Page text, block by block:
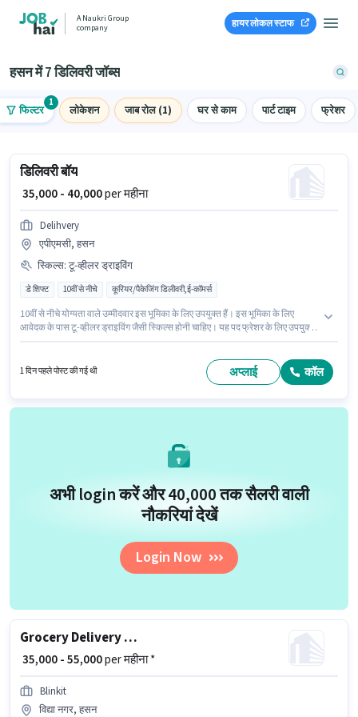
A Naukri Group
company
हायर लोकल स्टाफ
हसन में 7 डिलिवरी जॉब्स
फिल्टर
1
लोकेशन जाब रोल (1) घर से काम पार्ट टाइम फ्रेशर
डिलिवरी बॉय
₹ 35,000 - 40,000per महीना
Delihvery
एपीएमसी, हसन
स्किल्स: टू-व्हीलर ड्राइविंग
डे शिफ्ट 10वीं से नीचे कूरियर/पैकेजिंग डिलीवरी,ई-कॉमर्स
10वीं से नीचे योग्यता वाले उम्मीदवार इस भूमिका के लिए उपयुक्त हैं। इस भूमिका के लिए
आवेदक के पास टू-व्हीलर ड्राइविंग जैसी स्किल्स होनी चाहिए। यह पद फ्रेशर के लिए उपयुक्त
संरचना मिलती है।
1 दिन पहले पोस्ट की गई थी अप्लाई कॉल
अभी login करें और ₹40,000 तक सैलरी वाली
नौकरियां देखें
Login Now
Grocery Delivery Boy
₹ 35,000 - 55,000per महीना *
Blinkit
विद्या नगर, हसन